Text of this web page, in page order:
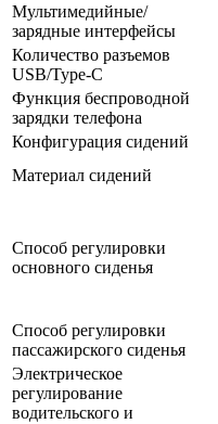
Мультимедийные/
зарядные интерфейсы
Количество разъемов
USB/Type-C
Функция беспроводной
зарядки телефона
Конфигурация сидений
Материал сидений
Способ регулировки
основного сиденья
Способ регулировки
пассажирского сиденья
Электрическое
регулирование
водительского и